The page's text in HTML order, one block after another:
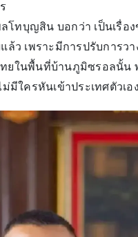
ทบุญสิน บอกว่า เป็นเรื่อ
ว เพราะมีการปรับการวา
ทยในพื้นที่บ้านภูมิซรอลนั้
ใครหันเข้าประเทศตัวเอ